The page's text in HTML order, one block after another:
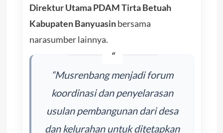
Direktur Utama PDAM Tirta Betuah
Kabupaten Banyuasinbersama
narasumber lainnya.
“Musrenbang menjadi forum
koordinasi dan penyelarasan
usulan pembangunan dari desa
dan kelurahan untuk ditetapkan